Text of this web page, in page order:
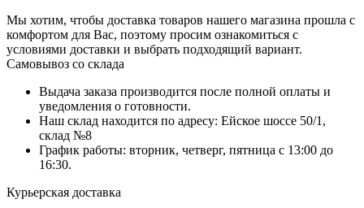
Мы хотим, чтобы доставка товаров нашего магазина прошла с
комфортом для Вас, поэтому просим ознакомиться с
условиями доставки и выбрать подходящий вариант.
Самовывоз со склада
Выдача заказа производится после полной оплаты и
уведомления о готовности.
Наш склад находится по адресу: Ейское шоссе 50/1,
склад №8
График работы: вторник, четверг, пятница с 13:00 до
16:30.
Курьерская доставка